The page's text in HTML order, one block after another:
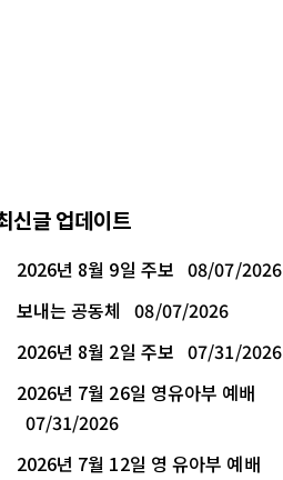
신글 업데이트
2026년 8월 9일 주보 08/07/2026
보내는 공동체 08/07/2026
2026년 8월 2일 주보 07/31/2026
2026년 7월 26일 영유아부 예배
07/31/2026
2026년 7월 12일 영 유아부 예배